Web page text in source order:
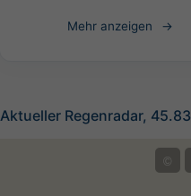
Mehr anzeigen
Aktueller Regenradar,
©